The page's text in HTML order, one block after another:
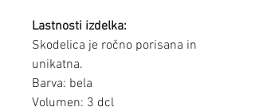
Lastnosti izdelka:
Skodelica je ročno porisana in
unikatna.
Barva: bela
Volumen: 3 dcl